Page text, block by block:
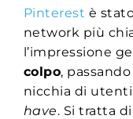
Pinterest è
network più
l’impressione
colpo,
nicchia di
have. Si tratta